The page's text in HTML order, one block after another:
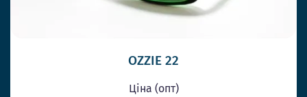
OZZIE 22
Ціна (опт)